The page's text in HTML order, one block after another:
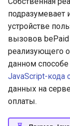
подразумевает
устройстве
вызовов
реализующего
данном
JavaScript-кода
данных на
оплаты.